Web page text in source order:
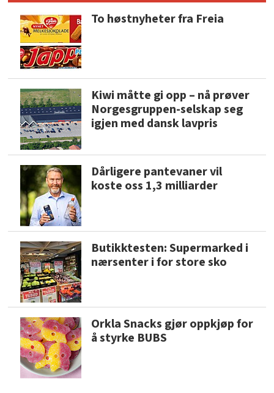
To høstnyheter fra Freia
Kiwi måtte gi opp – nå prøver
Norgesgruppen-selskap seg
igjen med dansk lavpris
Dårligere pantevaner vil
koste oss 1,3 milliarder
Butikktesten: Supermarked i
nærsenter i for store sko
Orkla Snacks gjør oppkjøp for
å styrke BUBS